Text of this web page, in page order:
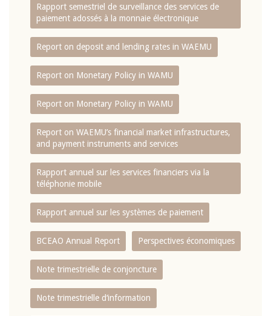
Rapport semestriel de surveillance des services de
paiement adossés à la monnaie électronique
Report on deposit and lending rates in WAEMU
Report on Monetary Policy in WAMU
Report on Monetary Policy in WAMU
Report on WAEMU’s financial market infrastructures,
and payment instruments and services
Rapport annuel sur les services financiers via la
téléphonie mobile
Rapport annuel sur les systèmes de paiement
BCEAO Annual Report Perspectives économiques
Note trimestrielle de conjoncture
Note trimestrielle d‘information